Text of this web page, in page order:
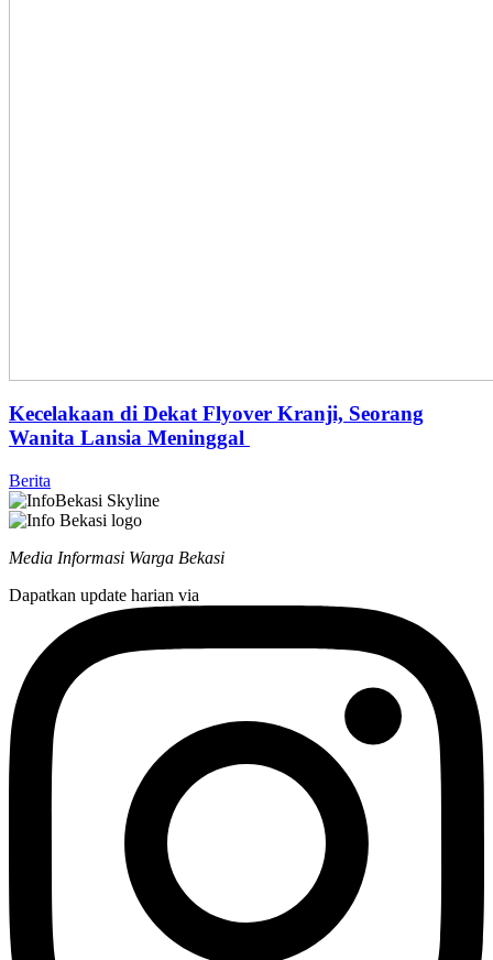
Kecelakaan di Dekat Flyover Kranji, Seorang
Wanita Lansia Meninggal
Berita
Media Informasi Warga Bekasi
Dapatkan update harian via